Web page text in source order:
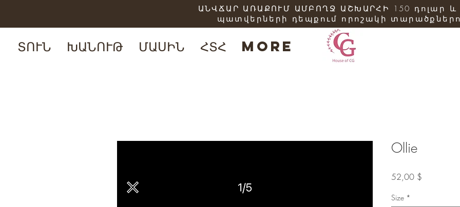
ՏՈՒՆ ԽԱՆՈՒԹ ՄԱՍԻՆ ՀՏՀ More
ԱՆՎՃԱՐ ԱՌԱՔՈՒՄ ԱՄԲՈՂՋ ԱՇԽԱՐՀԻ 150 դոլար և
պատվերների դեպքում որոշակի
Ollie
52,00 $
Size *